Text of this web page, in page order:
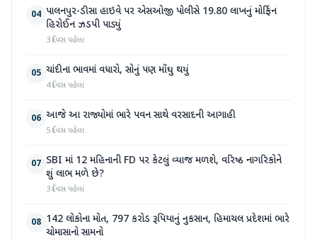
04 પાલનપુર-ડીસા હાઇવે પર એસઓજી પોલીસે 19.80 લાખનું મોર્ફિન
હિરોઈન ઝડપી પાડ્યું
3 દિવસ પહેલા
05 ચાંદીના ભાવમાં વધારો, સોનું પણ મોંઘુ થયું
4 દિવસ પહેલા
06 આજે આ રાજ્યોમાં ભારે પવન સાથે વરસાદની આગાહી
5 દિવસ પહેલા
07 SBI માં 12 મહિનાની FD પર કેટલું વ્યાજ મળશે, વરિષ્ઠ નાગરિકોને
શું લાભ મળે છે?
3 દિવસ પહેલા
08 142 લોકોના મોત, 797 કરોડ રૂપિયાનું નુકસાન, હિમાચલ પ્રદેશમાં ભારે
ચોમાસાનો સામનો